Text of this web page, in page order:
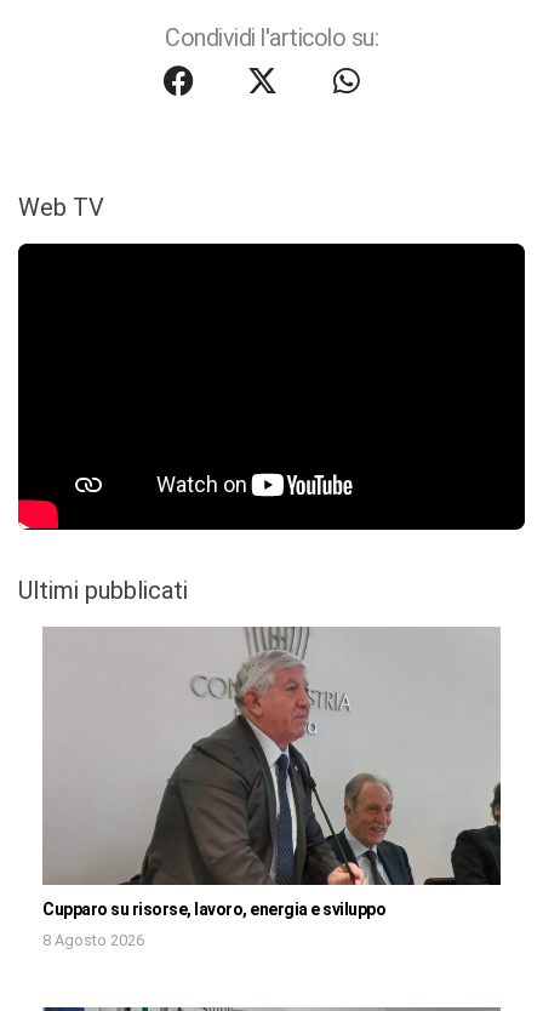
Condividi l'articolo su:
Web TV
Ultimi pubblicati
Cupparo su risorse, lavoro, energia e sviluppo
8 Agosto 2026